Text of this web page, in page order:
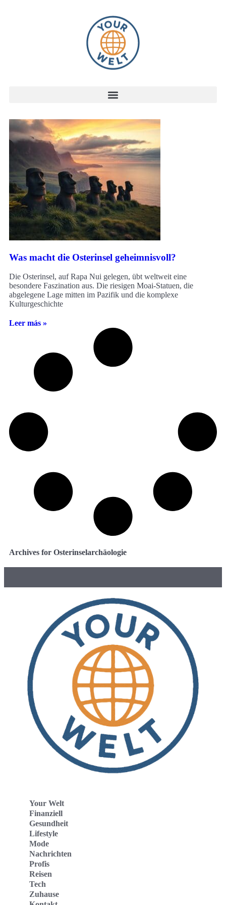
Was macht die Osterinsel geheimnisvoll?
Die Osterinsel, auf Rapa Nui gelegen, übt weltweit eine
besondere Faszination aus. Die riesigen Moai-Statuen, die
abgelegene Lage mitten im Pazifik und die komplexe
Kulturgeschichte
Leer más »
Archives for Osterinselarchäologie
Your Welt
Finanziell
Gesundheit
Lifestyle
Mode
Nachrichten
Profis
Reisen
Tech
Zuhause